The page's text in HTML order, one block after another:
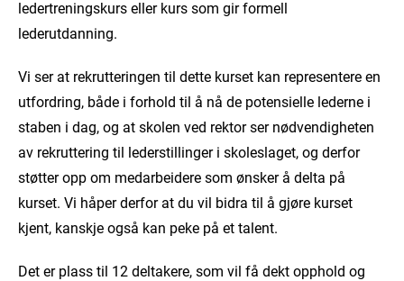
ledertreningskurs eller kurs som gir formell
lederutdanning.
Vi ser at rekrutteringen til dette kurset kan representere en
utfordring, både i forhold til å nå de potensielle lederne i
staben i dag, og at skolen ved rektor ser nødvendigheten
av rekruttering til lederstillinger i skoleslaget, og derfor
støtter opp om medarbeidere som ønsker å delta på
kurset. Vi håper derfor at du vil bidra til å gjøre kurset
kjent, kanskje også kan peke på et talent.
Det er plass til 12 deltakere, som vil få dekt opphold og